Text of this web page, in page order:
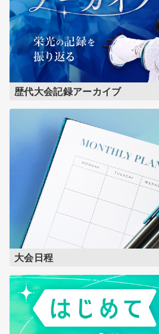
歴代大会記録アーカイブ
大会日程